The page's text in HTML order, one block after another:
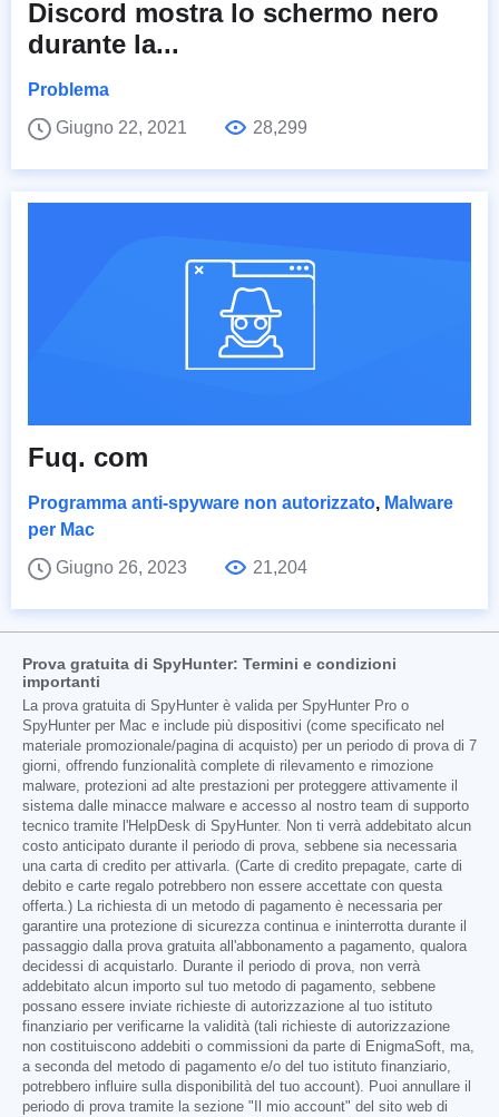
Discord mostra lo schermo nero
durante la...
Problema
Giugno 22, 2021
28,299
Fuq. com
Programma anti-spyware non autorizzato, Malware
per Mac
Giugno 26, 2023
21,204
Prova gratuita di SpyHunter: Termini e condizioni
importanti
La prova gratuita di SpyHunter è valida per SpyHunter Pro o
SpyHunter per Mac e include più dispositivi (come specificato nel
materiale promozionale/pagina di acquisto) per un periodo di prova di 7
giorni, offrendo funzionalità complete di rilevamento e rimozione
malware, protezioni ad alte prestazioni per proteggere attivamente il
sistema dalle minacce malware e accesso al nostro team di supporto
tecnico tramite l'HelpDesk di SpyHunter. Non ti verrà addebitato alcun
costo anticipato durante il periodo di prova, sebbene sia necessaria
una carta di credito per attivarla. (Carte di credito prepagate, carte di
debito e carte regalo potrebbero non essere accettate con questa
offerta.) La richiesta di un metodo di pagamento è necessaria per
garantire una protezione di sicurezza continua e ininterrotta durante il
passaggio dalla prova gratuita all'abbonamento a pagamento, qualora
decidessi di acquistarlo. Durante il periodo di prova, non verrà
addebitato alcun importo sul tuo metodo di pagamento, sebbene
possano essere inviate richieste di autorizzazione al tuo istituto
finanziario per verificarne la validità (tali richieste di autorizzazione
non costituiscono addebiti o commissioni da parte di EnigmaSoft, ma,
a seconda del metodo di pagamento e/o del tuo istituto finanziario,
potrebbero influire sulla disponibilità del tuo account). Puoi annullare il
periodo di prova tramite la sezione "Il mio account" del sito web di